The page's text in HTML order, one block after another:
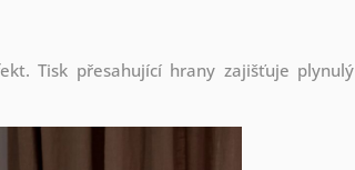
Tisk přesahující hrany zajišťuje plynulý